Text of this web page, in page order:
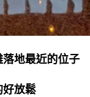
地最近的位子
好放鬆